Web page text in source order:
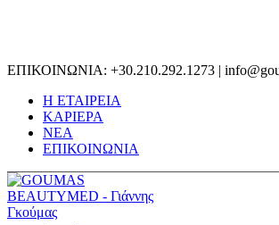
ΕΠΙΚΟΙΝΩΝΙΑ: +30.210.292.1273 |
Η ΕΤΑΙΡΕΙΑ
ΚΑΡΙΕΡΑ
ΝΕΑ
ΕΠΙΚΟΙΝΩΝΙΑ